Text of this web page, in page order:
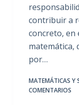
contribuir a
concreto, en
matemática,
por…
MATEMÁTICAS Y
COMENTARIOS